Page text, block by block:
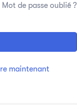
Mot de passe oublié ?
maintenant